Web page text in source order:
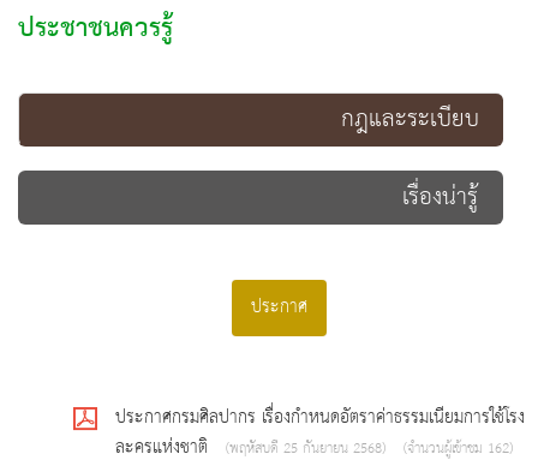
ประชาชนควรรู้
กฎและระเบียบ
เรื่องน่ารู้
ประกาศ
ประกาศกรมศิลปากร เรื่องกำหนดอัตราค่าธรรมเนียมการใช้โรง
ละครแห่งชาติ
(พฤหัสบดี 25 กันยายน 2568) (จำนวนผู้เข้าชม 162)